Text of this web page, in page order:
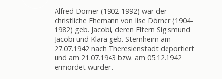
Alfred Dörner (1902-1992) war der
christliche Ehemann von Ilse Dörner (1904-
1982) geb. Jacobi, deren Eltern Sigismund
Jacobi und Klara geb. Sternheim am
27.07.1942 nach Theresienstadt deportiert
und am 21.07.1943 bzw. am 05.12.1942
ermordet wurden.